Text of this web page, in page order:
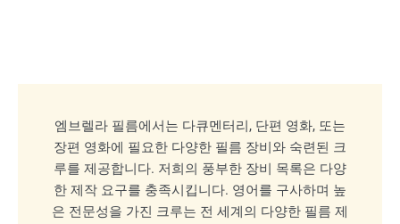
엠브렐라 필름에서는 다큐멘터리, 단편 영화, 또는
장편 영화에 필요한 다양한 필름 장비와 숙련된 크
루를 제공합니다. 저희의 풍부한 장비 목록은 다양
한 제작 요구를 충족시킵니다. 영어를 구사하며 높
은 전문성을 가진 크루는 전 세계의 다양한 필름 제